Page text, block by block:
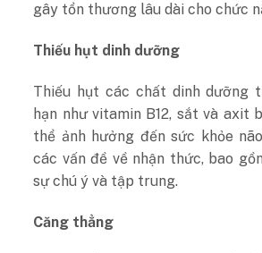
gây tổn thương lâu dài cho chức
Thiếu hụt dinh dưỡng
Thiếu hụt các chất dinh dưỡng
hạn như vitamin B12, sắt và axit
thể ảnh hưởng đến sức khỏe
các vấn đề về nhận thức, bao
sự chú ý và tập trung.
Căng thẳng